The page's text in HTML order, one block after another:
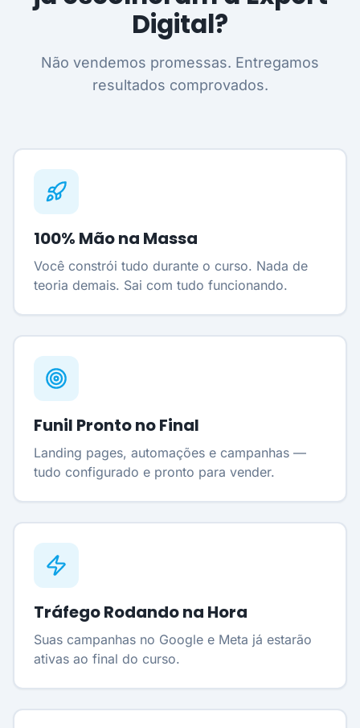
Digital?
Não vendemos promessas. Entregamos
resultados comprovados.
100% Mão na Massa
Você constrói tudo durante o curso. Nada de
teoria demais. Sai com tudo funcionando.
Funil Pronto no Final
Landing pages, automações e campanhas —
tudo configurado e pronto para vender.
Tráfego Rodando na Hora
Suas campanhas no Google e Meta já estarão
ativas ao final do curso.